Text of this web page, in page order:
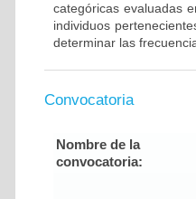
categóricas evaluadas
individuos
determinar las
Convocatoria
Nombre de la
convocatoria: